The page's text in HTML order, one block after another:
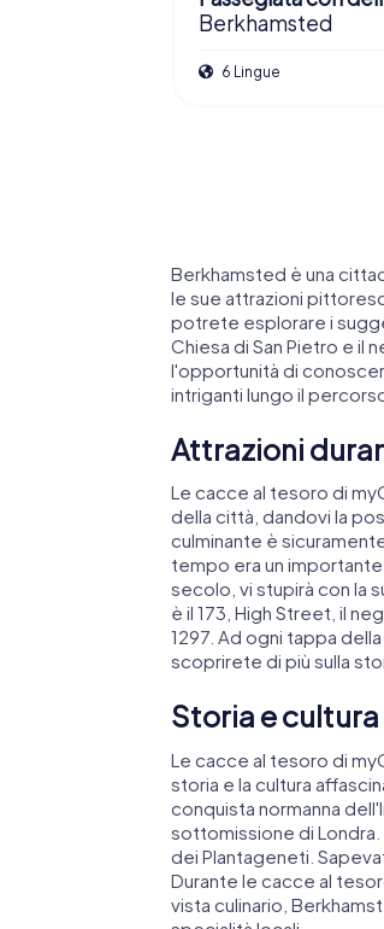
Berkhamsted
6 Lingue
Berkhamsted è una
le sue attrazioni
potrete esplorare i
Chiesa di San Pietro e il
l'opportunità di
intriganti lungo il
Attrazioni
Le cacce al tesoro di
della città, dandovi la
culminante è
tempo era un importante
secolo, vi stupirà con la
è il 173, High Street, il
1297. Ad ogni tappa
scoprirete di più sulla
Storia e
Le cacce al tesoro di
storia e la cultura
conquista normanna
sottomissione di
dei Plantageneti.
Durante le cacce al
vista culinario,